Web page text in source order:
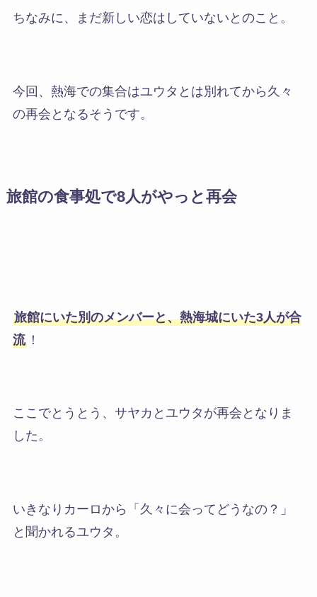
ちなみに、 まだ新しい恋はしていないとのこと。
今回、熱海での集合はユウタとは別れてから久々
の再会となるそうです。
旅館の食事処で8人がやっと再会
旅館にいた別のメンバーと、熱海城にいた3人が合
流！
ここでとうとう、 サヤカとユウタが再会 となりま
した。
いきなりカーロから
「久々に会ってどうなの？」
と聞かれるユウタ。